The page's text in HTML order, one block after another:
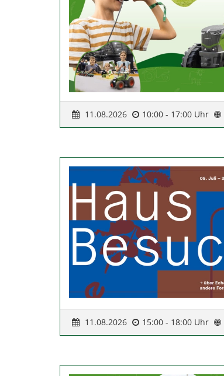
11.08.2026 10:00 - 17:00 Uhr
11.08.2026 15:00 - 18:00 Uhr